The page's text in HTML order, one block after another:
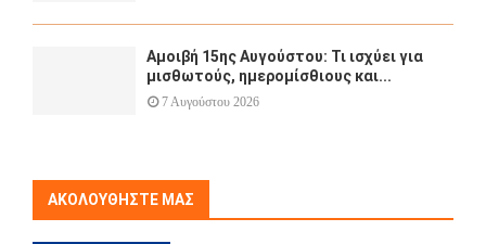
Αμοιβή 15ης Αυγούστου: Τι ισχύει για
μισθωτούς, ημερομίσθιους και...
7 Αυγούστου 2026
ΑΚΟΛΟΥΘΉΣΤΕ ΜΑΣ